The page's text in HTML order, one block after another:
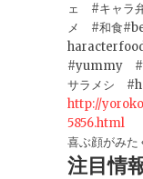
ェ #キャ
メ #和食
#yummy #
サラメシ
http://
5856.html
喜ぶ顔がみた
注目情